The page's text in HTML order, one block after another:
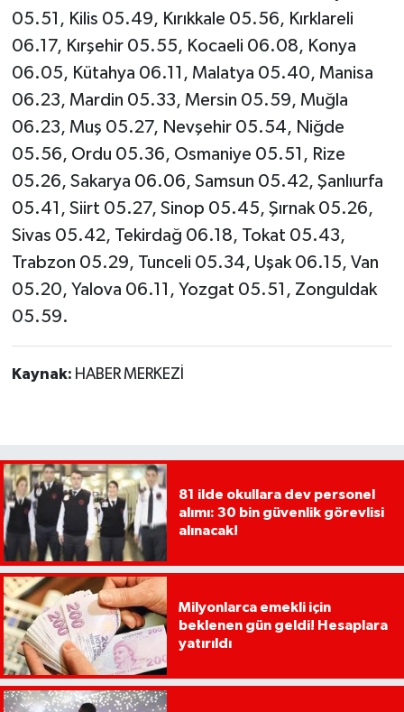
05.51, Kilis 05.49, Kırıkkale 05.56, Kırklareli
06.17, Kırşehir 05.55, Kocaeli 06.08, Konya
06.05, Kütahya 06.11, Malatya 05.40, Manisa
06.23, Mardin 05.33, Mersin 05.59, Muğla
06.23, Muş 05.27, Nevşehir 05.54, Niğde
05.56, Ordu 05.36, Osmaniye 05.51, Rize
05.26, Sakarya 06.06, Samsun 05.42, Şanlıurfa
05.41, Siirt 05.27, Sinop 05.45, Şırnak 05.26,
Sivas 05.42, Tekirdağ 06.18, Tokat 05.43,
Trabzon 05.29, Tunceli 05.34, Uşak 06.15, Van
05.20, Yalova 06.11, Yozgat 05.51, Zonguldak
05.59.
Kaynak: HABER MERKEZİ
81 ilde okullara dev personel
alımı: 30 bin güvenlik görevlisi
alınacak!
Milyonlarca emekli için
beklenen gün geldi! Hesaplara
yatırıldı